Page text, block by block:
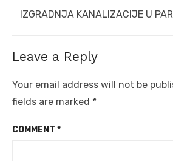
Next
IZGRADNJA KANALIZACIJE U
Leave a Reply
Your email address will not be
fields are marked *
COMMENT *